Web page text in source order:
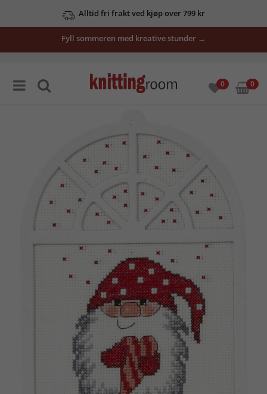
Alltid fri frakt ved kjøp over 799 kr
Fyll sommeren med kreative stunder →
0 0